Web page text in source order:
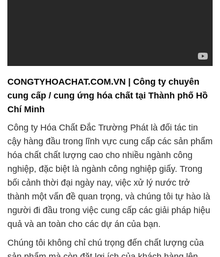
Công ty Hóa Chất Đắc Trường Phát là đối tác tin
cậy hàng đầu trong lĩnh vực cung cấp các sản phẩm
hóa chất chất lượng cao cho nhiều ngành công
nghiệp, đặc biệt là ngành công nghiệp giấy. Trong
bối cảnh thời đại ngày nay, việc xử lý nước trở
thành một vấn đề quan trọng, và chúng tôi tự hào là
người đi đầu trong việc cung cấp các giải pháp hiệu
quả và an toàn cho các dự án của bạn.
Chúng tôi không chỉ chú trọng đến chất lượng của
sản phẩm mà còn đặt lợi ích của khách hàng lên
hàng đầu. Chúng tôi cam kết đáp ứng mọi yêu cầu
cụ thể của từng khách hàng, đảm bảo rằng bạn có
thể tin tưởng vào chúng tôi cho mọi nhu cầu về hóa
chất. Sự uy tín, đa dạng trong sản phẩm, tư vấn